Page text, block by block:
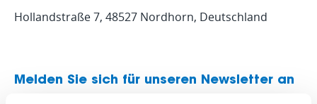
Hollandstraße 7, 48527 Nordhorn, Deutschland
Melden Sie sich für unseren Newsletter an